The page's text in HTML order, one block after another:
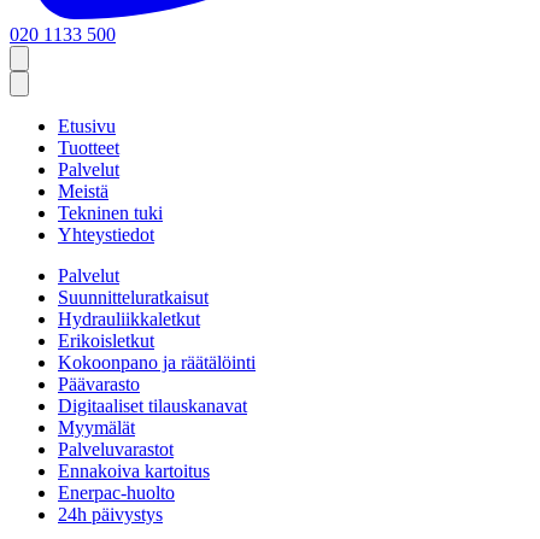
020 1133 500
Etusivu
Tuotteet
Palvelut
Meistä
Tekninen tuki
Yhteystiedot
Palvelut
Suunnitteluratkaisut
Hydrauliikkaletkut
Erikoisletkut
Kokoonpano ja räätälöinti
Päävarasto
Digitaaliset tilauskanavat
Myymälät
Palveluvarastot
Ennakoiva kartoitus
Enerpac-huolto
24h päivystys